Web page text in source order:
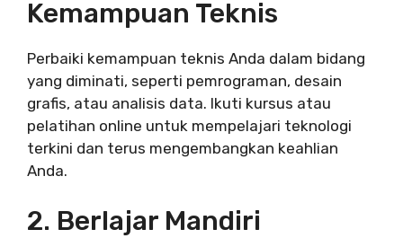
Kemampuan Teknis
Perbaiki kemampuan teknis Anda dalam bidang
yang diminati, seperti pemrograman, desain
grafis, atau analisis data. Ikuti kursus atau
pelatihan online untuk mempelajari teknologi
terkini dan terus mengembangkan keahlian
Anda.
2. Berlajar Mandiri